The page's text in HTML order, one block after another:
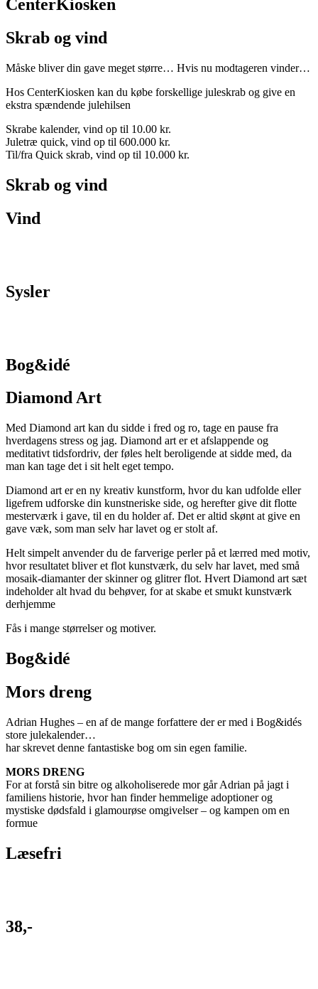
CenterKiosken
Skrab og vind
Måske bliver din gave meget større… Hvis nu modtageren vinder…
Hos CenterKiosken kan du købe forskellige juleskrab og give en
ekstra spændende julehilsen
Skrabe kalender, vind op til 10.00 kr.
Juletræ quick, vind op til 600.000 kr.
Til/fra Quick skrab, vind op til 10.000 kr.
Skrab og vind
Vind
Sysler
Bog&idé
Diamond Art
Med Diamond art kan du sidde i fred og ro, tage en pause fra
hverdagens stress og jag. Diamond art er et afslappende og
meditativt tidsfordriv, der føles helt beroligende at sidde med, da
man kan tage det i sit helt eget tempo.
Diamond art er en ny kreativ kunstform, hvor du kan udfolde eller
ligefrem udforske din kunstneriske side, og herefter give dit flotte
mesterværk i gave, til en du holder af. Det er altid skønt at give en
gave væk, som man selv har lavet og er stolt af.
Helt simpelt anvender du de farverige perler på et lærred med motiv,
hvor resultatet bliver et flot kunstværk, du selv har lavet, med små
mosaik-diamanter der skinner og glitrer flot. Hvert Diamond art sæt
indeholder alt hvad du behøver, for at skabe et smukt kunstværk
derhjemme
Fås i mange størrelser og motiver.
Bog&idé
Mors dreng
Adrian Hughes – en af de mange forfattere der er med i Bog&idés
store julekalender…
har skrevet denne fantastiske bog om sin egen familie.
MORS DRENG
For at forstå sin bitre og alkoholiserede mor går Adrian på jagt i
familiens historie, hvor han finder hemmelige adoptioner og
mystiske dødsfald i glamourøse omgivelser – og kampen om en
formue
Læsefri
38,-